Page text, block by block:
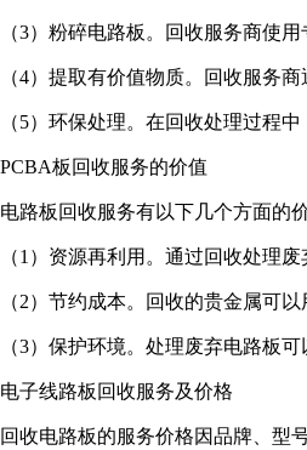
（3）粉碎电路板。回收服务商使
（4）提取有价值物质。回收服务
（5）环保处理。在回收处理过程
PCBA板回收服务的价值
电路板回收服务有以下几个方面的
（1）资源再利用。通过回收处理
（2）节约成本。回收的贵金属可
（3）保护环境。处理废弃电路板可
电子线路板回收服务及价格
回收电路板的服务价格因品牌、型